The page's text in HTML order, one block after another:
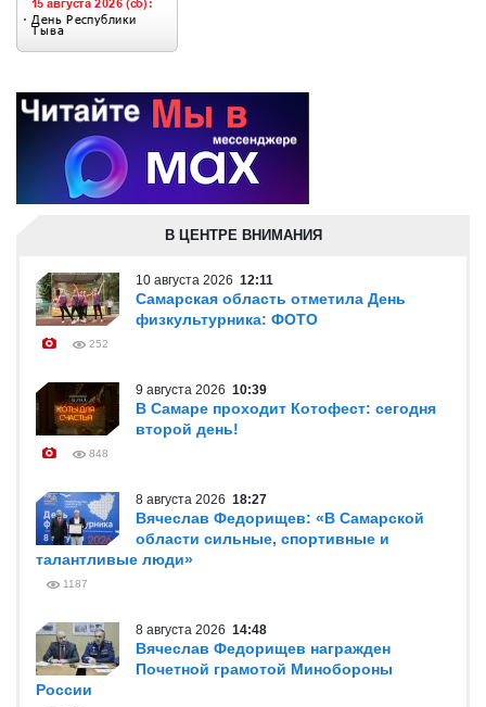
В ЦЕНТРЕ ВНИМАНИЯ
10 августа 2026 12:11
Самарская область отметила День
физкультурника: ФОТО
252
9 августа 2026 10:39
В Самаре проходит Котофест: сегодня
второй день!
848
8 августа 2026 18:27
Вячеслав Федорищев: «В Самарской
области сильные, спортивные и
талантливые люди»
1187
8 августа 2026 14:48
Вячеслав Федорищев награжден
Почетной грамотой Минобороны
России